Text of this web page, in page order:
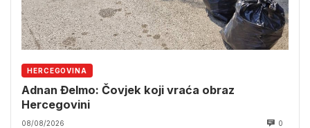
HERCEGOVINA
Adnan Đelmo: Čovjek koji vraća obraz
Hercegovini
08/08/2026 0